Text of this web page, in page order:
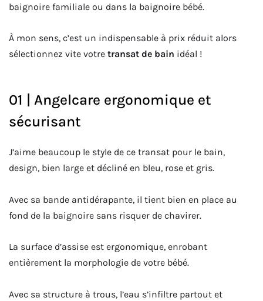
baignoire familiale ou dans la baignoire bébé.
À mon sens, c’est un indispensable à prix réduit alors
sélectionnez vite votre transat de bain idéal !
01 | Angelcare ergonomique et
sécurisant
J’aime beaucoup le style de ce transat pour le bain,
design, bien large et décliné en bleu, rose et gris.
Avec sa bande antidérapante, il tient bien en place au
fond de la baignoire sans risquer de chavirer.
La surface d’assise est ergonomique, enrobant
entièrement la morphologie de votre bébé.
Avec sa structure à trous, l’eau s’infiltre partout et